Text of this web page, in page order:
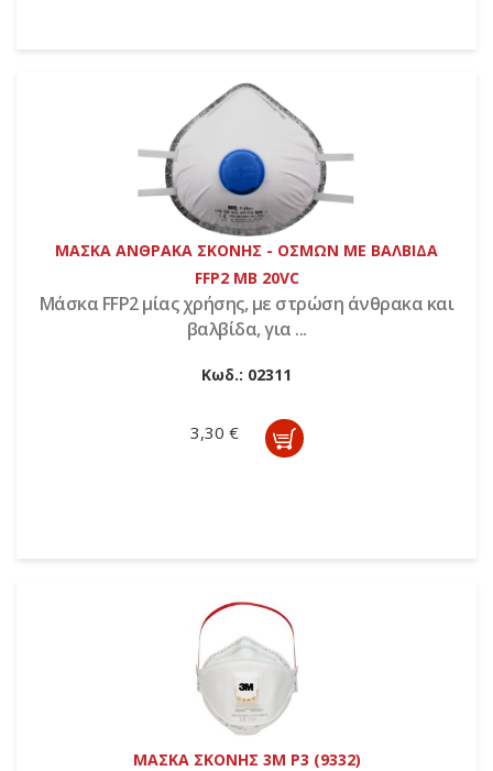
ΜΑΣΚΑ ΑΝΘΡΑΚΑ ΣΚΟΝΗΣ - ΟΣΜΩΝ ΜΕ ΒΑΛΒΙΔΑ
FFP2 ΜΒ 20VC
Μάσκα FFP2 μίας χρήσης, με στρώση άνθρακα και
βαλβίδα, για ...
Κωδ.: 02311
3,30 €
ΜΑΣΚΑ ΣΚΟΝΗΣ 3Μ Ρ3 (9332)